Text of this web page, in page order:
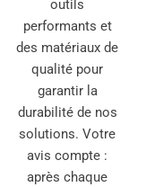
outils
performants et
des matériaux de
qualité pour
garantir la
durabilité de nos
solutions. Votre
avis compte :
après chaque